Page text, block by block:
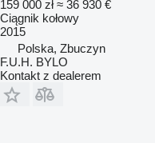
159 000 zł ≈ 36 930 €
Ciągnik kołowy
2015
Polska, Zbuczyn
F.U.H. BYLO
Kontakt z dealerem